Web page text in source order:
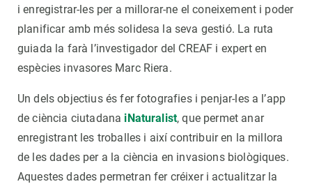
i enregistrar-les per a millorar-ne el coneixement i poder
planificar amb més solidesa la seva gestió. La ruta
guiada la farà l’investigador del CREAF i expert en
espècies invasores Marc Riera.
Un dels objectius és fer fotografies i penjar-les a l’app
de ciència ciutadana iNaturalist, que permet anar
enregistrant les troballes i així contribuir en la millora
de les dades per a la ciència en invasions biològiques.
Aquestes dades permetran fer créixer i actualitzar la